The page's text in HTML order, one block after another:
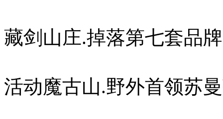
藏剑山庄.掉落第七套品
活动魔古山.野外首领苏